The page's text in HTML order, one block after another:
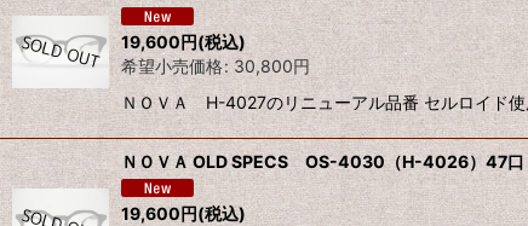
19,600円(税込)
希望小売価格: 30,800円
ＮＯＶＡ H-4027のリニューアル品番 セルロイド
ＮＯＶＡ OLD SPECS OS-4030（H-4026）47
19,600円(税込)